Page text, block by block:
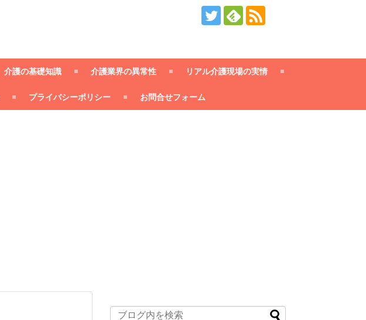
介護の基礎知識 介護業界の異常性 リアル介護現場の実情
プライバシーポリシー お問合せフォーム